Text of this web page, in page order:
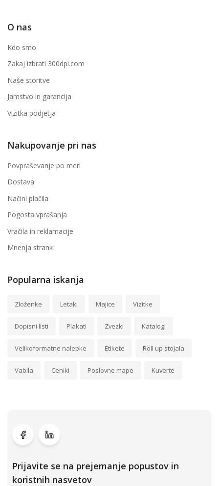
O nas
Kdo smo
Zakaj izbrati 300dpi.com
Naše storitve
Jamstvo in garancija
Vizitka podjetja
Nakupovanje pri nas
Povpraševanje po meri
Dostava
Načini plačila
Pogosta vprašanja
Vračila in reklamacije
Mnenja strank
Popularna iskanja
Zloženke Letaki Majice Vizitke
Dopisni listi Plakati Zvezki Katalogi
Velikoformatne nalepke Etikete Roll up stojala
Vabila Ceniki Poslovne mape Kuverte
Prijavite se na prejemanje popustov in
koristnih nasvetov